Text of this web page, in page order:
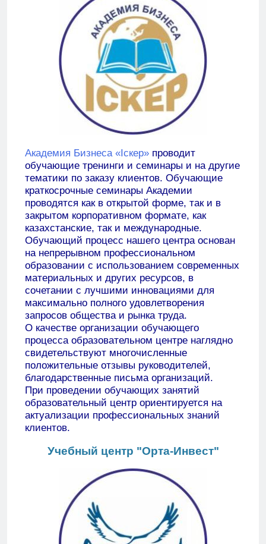
Академия Бизнеса «Iскер» проводит
обучающие тренинги и семинары и на другие
тематики по заказу клиентов. Обучающие
краткосрочные семинары Академии
проводятся как в открытой форме, так и в
закрытом корпоративном формате, как
казахстанские, так и международные.
Обучающий процесс нашего центра основан
на непрерывном профессиональном
образовании с использованием современных
материальных и других ресурсов, в
сочетании с лучшими инновациями для
максимально полного удовлетворения
запросов общества и рынка труда.
О качестве организации обучающего
процесса образовательном центре наглядно
свидетельствуют многочисленные
положительные отзывы руководителей,
благодарственные письма организаций.
При проведении обучающих занятий
образовательный центр ориентируется на
актуализации профессиональных знаний
клиентов.
Учебный центр "Орта-Инвест"